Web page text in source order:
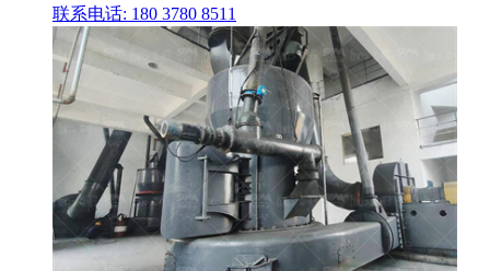
联系电话: 180 3780 8511